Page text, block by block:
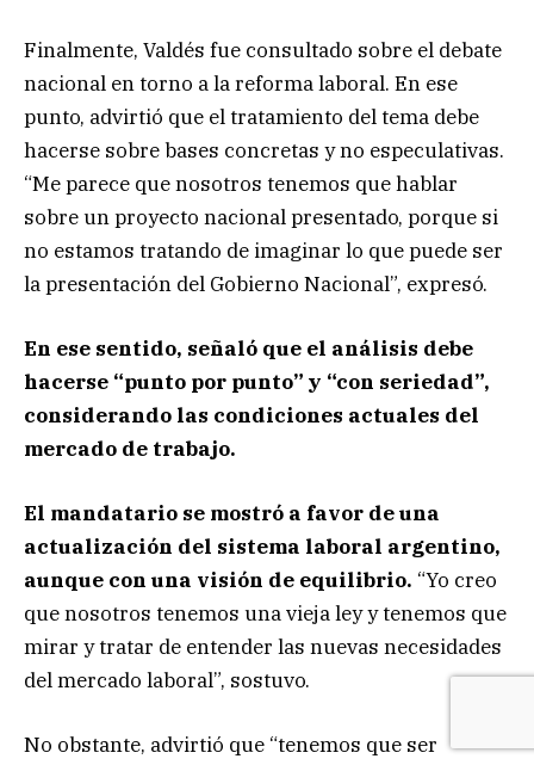
Finalmente, Valdés fue consultado sobre el debate
nacional en torno a la reforma laboral. En ese
punto, advirtió que el tratamiento del tema debe
hacerse sobre bases concretas y no especulativas.
“Me parece que nosotros tenemos que hablar
sobre un proyecto nacional presentado, porque si
no estamos tratando de imaginar lo que puede ser
la presentación del Gobierno Nacional”, expresó.
En ese sentido, señaló que el análisis debe
hacerse “punto por punto” y “con seriedad”,
considerando las condiciones actuales del
mercado de trabajo.
El mandatario se mostró a favor de una
actualización del sistema laboral argentino,
aunque con una visión de equilibrio. “Yo creo
que nosotros tenemos una vieja ley y tenemos que
mirar y tratar de entender las nuevas necesidades
del mercado laboral”, sostuvo.
No obstante, advirtió que “tenemos que ser